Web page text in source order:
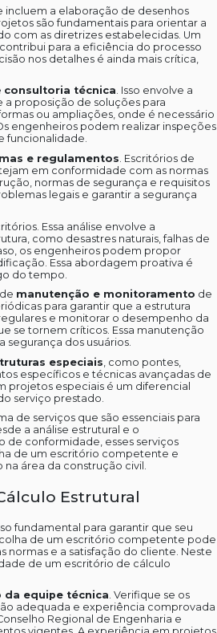
incluem a elaboração de desenhos
são fundamentais para orientar a
com as diretrizes estabelecidas. Um
para a eficiência do processo
nos detalhes é ainda mais crítica,
consultoria técnica. Isso envolve a
proposição de soluções para
ou ampliações, onde é necessário
engenheiros podem realizar inspeções
funcionalidade.
e regulamentos . Escritórios de
em conformidade com as normas
normas de segurança e requisitos
legais e garantir a segurança
Essa análise envolve a
como desastres naturais, falhas de
os engenheiros podem propor
Essa abordagem proativa é
do tempo.
manutenção e monitoramento de
para garantir que a estrutura
e monitorar o desempenho da
se tornem críticos. Essa manutenção
segurança dos usuários.
especiais , como pontes,
específicos e técnicas avançadas de
projetos especiais é um diferencial
serviço prestado.
de serviços que são essenciais para
a análise estrutural e o
de conformidade, esses serviços
de um escritório competente e
área da construção civil.
Estrutural
fundamental para garantir que seu
de um escritório competente pode
e a satisfação do cliente. Neste
de um escritório de cálculo
da equipe técnica. Verifique se os
adequada e experiência comprovada
Regional de Engenharia e